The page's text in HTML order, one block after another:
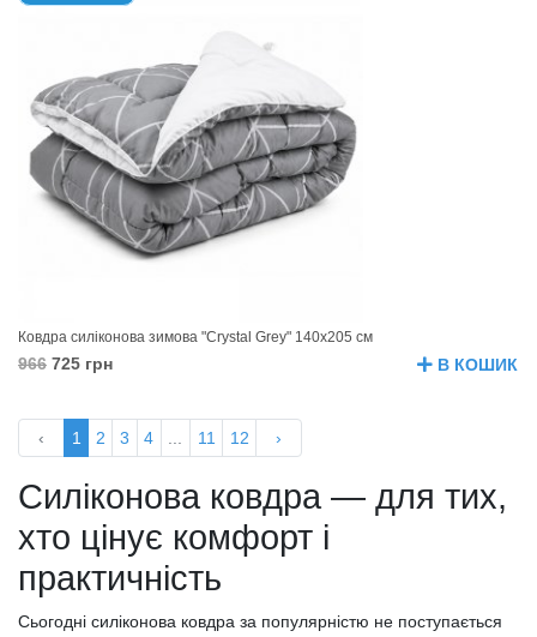
Ковдра силіконова зимова "Crystal Grey" 140х205 см
966 725 грн В КОШИК
‹ 1 2 3 4 11 12 ›
Силіконова ковдра — для тих,
хто цінує комфорт і
практичність
Сьогодні силіконова ковдра за популярністю не поступається